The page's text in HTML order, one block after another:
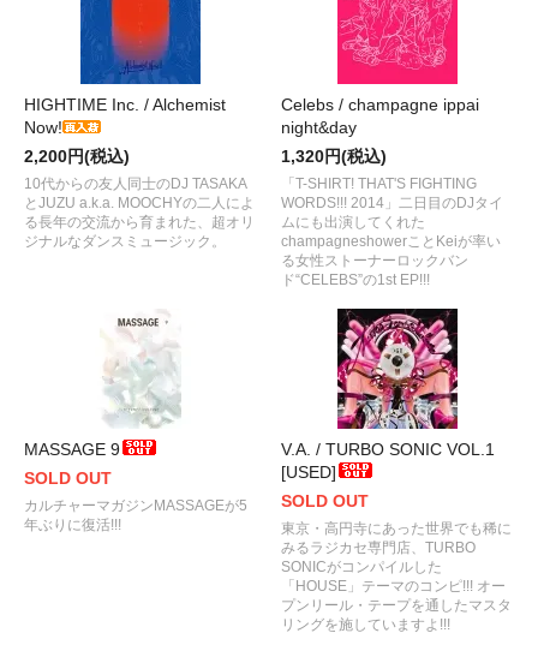
HIGHTIME Inc. / Alchemist
Now!
2,200円(税込)
10代からの友人同士のDJ TASAKA
とJUZU a.k.a. MOOCHYの二人によ
る長年の交流から育まれた、超オリ
ジナルなダンスミュージック。
Celebs / champagne ippai
night&day
1,320円(税込)
「T-SHIRT! THAT'S FIGHTING
WORDS!!! 2014」二日目のDJタイ
ムにも出演してくれた
champagneshowerことKeiが率い
る女性ストーナーロックバン
ド“CELEBS”の1st EP!!!
MASSAGE 9
SOLD OUT
カルチャーマガジンMASSAGEが5
年ぶりに復活!!!
V.A. / TURBO SONIC VOL.1
[USED]
SOLD OUT
東京・高円寺にあった世界でも稀に
みるラジカセ専門店、TURBO
SONICがコンパイルした
「HOUSE」テーマのコンピ!!! オー
プンリール・テープを通したマスタ
リングを施していますよ!!!